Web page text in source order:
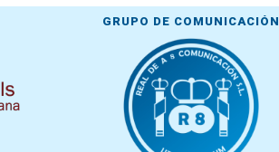
GRUPO DE COMUNICACIÓN